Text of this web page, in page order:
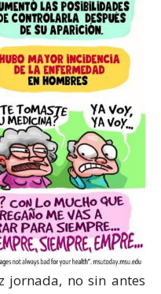
jornada, no sin antes